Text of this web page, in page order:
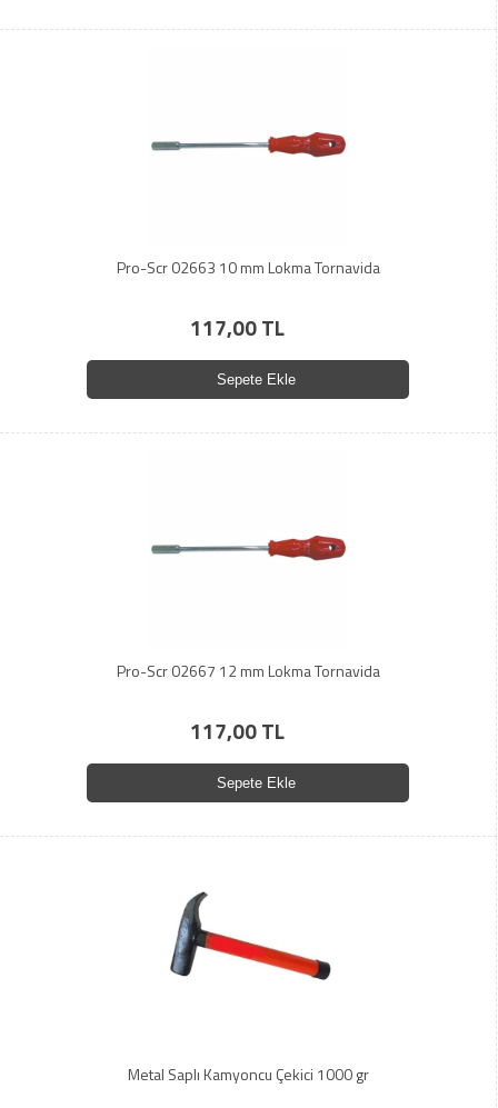
Pro-Scr 02663 10 mm Lokma Tornavida
117,00 TL
Sepete Ekle
Pro-Scr 02667 12 mm Lokma Tornavida
117,00 TL
Sepete Ekle
Metal Saplı Kamyoncu Çekici 1000 gr